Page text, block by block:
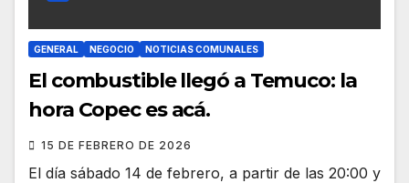
GENERAL NEGOCIO NOTICIAS COMUNALES
El combustible llegó a Temuco: la
hora Copec es acá.
15 DE FEBRERO DE 2026
El día sábado 14 de febrero, a partir de las 20:00 y